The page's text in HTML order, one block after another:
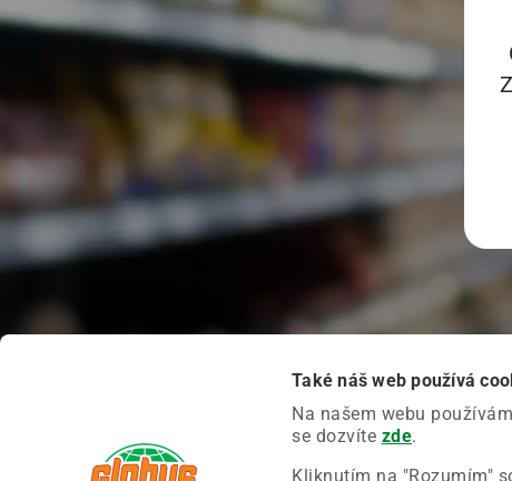
Také náš web používá
Na našem webu
se dozvíte zde.
Kliknutím na "Rozumím"